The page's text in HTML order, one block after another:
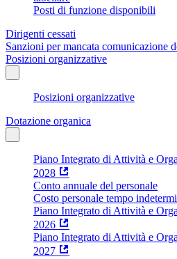
Posti di funzione disponibili
Dirigenti cessati
Sanzioni per mancata comunicazione
Posizioni organizzative
Posizioni organizzative
Dotazione organica
Piano Integrato di Attività e
2028
Conto annuale del personale
Costo personale tempo
Piano Integrato di Attività e
2026
Piano Integrato di Attività e
2027